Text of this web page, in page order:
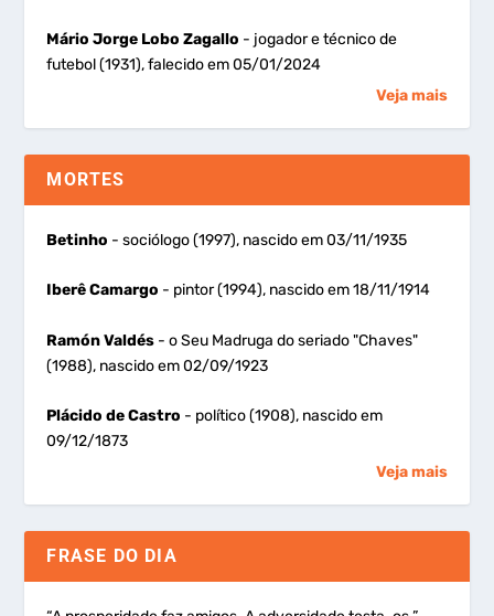
Mário Jorge Lobo Zagallo - jogador e técnico de
futebol (1931), falecido em 05/01/2024
Veja mais
MORTES
Betinho - sociólogo (1997), nascido em 03/11/1935
Iberê Camargo - pintor (1994), nascido em 18/11/1914
Ramón Valdés - o Seu Madruga do seriado "Chaves"
(1988), nascido em 02/09/1923
Plácido de Castro - político (1908), nascido em
09/12/1873
Veja mais
FRASE DO DIA